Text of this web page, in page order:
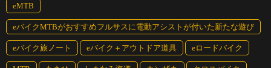
eMTB
eバイクMTBがおすすめフルサスに電動アシストが付いた新たな遊び
eバイク旅ノート eバイク＋アウトドア道具 eロードバイク